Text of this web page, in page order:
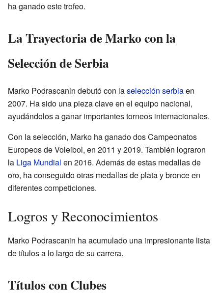
ha ganado este trofeo.
La Trayectoria de Marko con la
Selección de Serbia
Marko Podrascanin debutó con laselección serbiaen
2007. Ha sido una pieza clave en el equipo nacional,
ayudándolos a ganar importantes torneos internacionales.
Con la selección, Marko ha ganado dos Campeonatos
Europeos de Voleibol, en 2011 y 2019. También lograron
la Liga Mundial en 2016. Además de estas medallas de
oro, ha conseguido otras medallas de plata y bronce en
diferentes competiciones.
Logros y Reconocimientos
Marko Podrascanin ha acumulado una impresionante lista
de títulos a lo largo de su carrera.
Títulos con Clubes